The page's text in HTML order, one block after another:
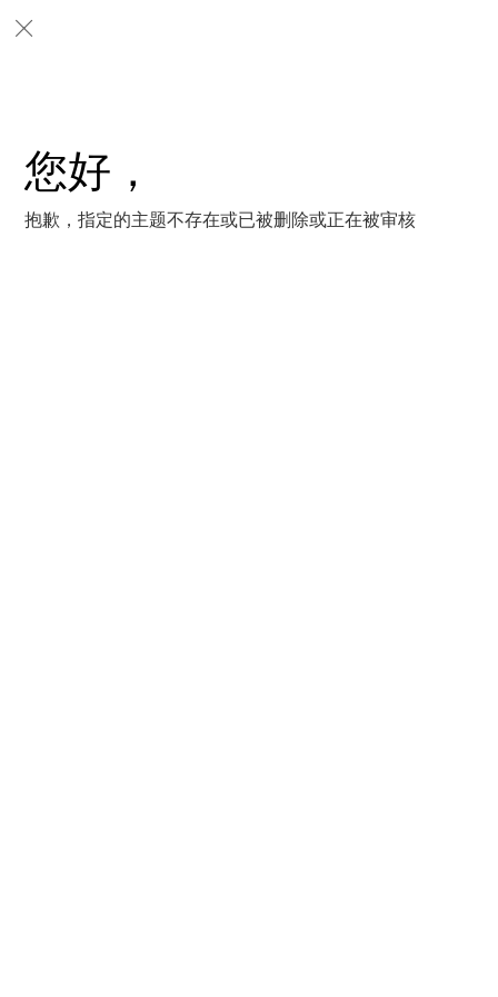
您好，
抱歉，指定的主题不存在或已被删除或正在被审核